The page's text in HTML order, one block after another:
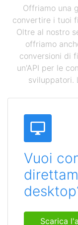
Offriamo una
convertire i tuoi
Oltre al nostro
offriamo
conversioni di
un'API per le
sviluppatori.
Vuoi
Scarica